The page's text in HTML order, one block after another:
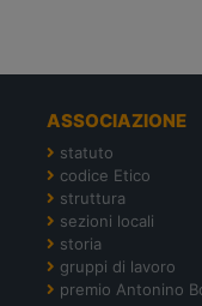
ASSOCIAZIONE
statuto
codice Etico
struttura
sezioni locali
storia
gruppi di lavoro
premio Antonino